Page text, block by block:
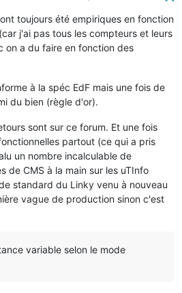
toujours été empiriques en fonction
j'ai pas tous les compteurs et leurs
on a du faire en fonction des
à la spéc EdF mais une fois de
du bien (règle d'or).
sont sur ce forum. Et une fois
partout (ce qui a pris
un nombre incalculable de
de CMS à la main sur les uTInfo
standard du Linky venu à nouveau
vague de production sinon c'est
variable selon le mode